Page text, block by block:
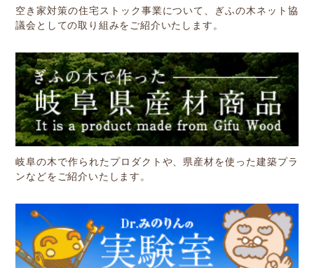
空き家対策の住宅ストック事業について、ぎふの木ネット協
議会としての取り組みをご紹介いたします。
岐阜の木で作られたプロダクトや、県産材を使った建築プラ
ンなどをご紹介いたします。